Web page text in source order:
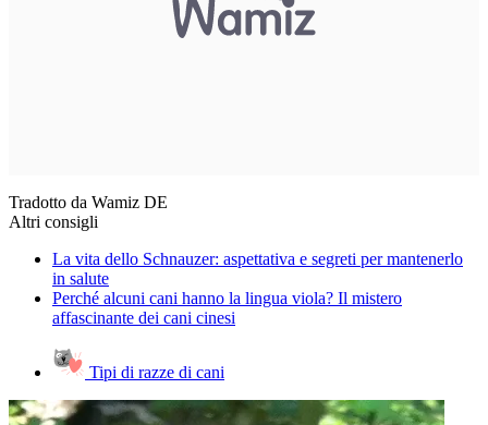
Tradotto da Wamiz DE
Altri consigli
La vita dello Schnauzer: aspettativa e segreti per mantenerlo
in salute
Perché alcuni cani hanno la lingua viola? Il mistero
affascinante dei cani cinesi
Tipi di razze di cani